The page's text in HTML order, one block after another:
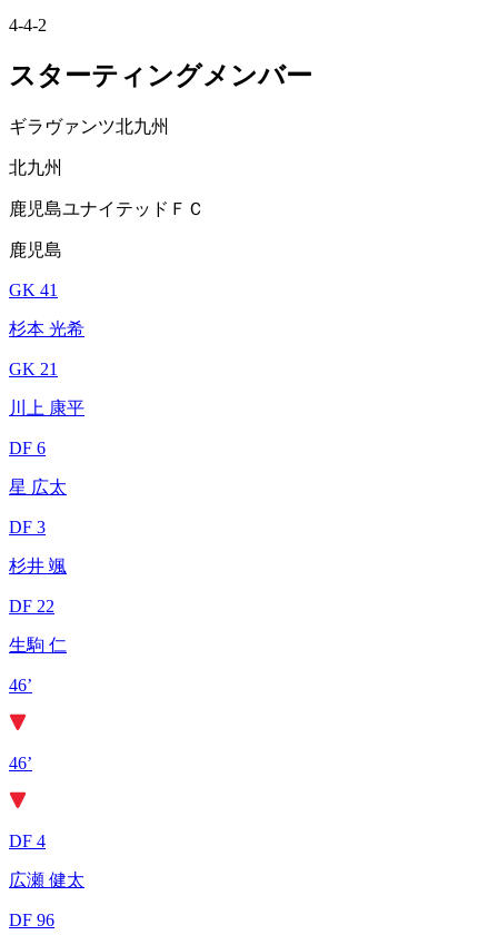
4-4-2
スターティングメンバー
ギラヴァンツ北九州
北九州
鹿児島ユナイテッドＦＣ
鹿児島
GK 41
杉本 光希
GK 21
川上 康平
DF 6
星 広太
DF 3
杉井 颯
DF 22
生駒 仁
46’
46’
DF 4
広瀬 健太
DF 96